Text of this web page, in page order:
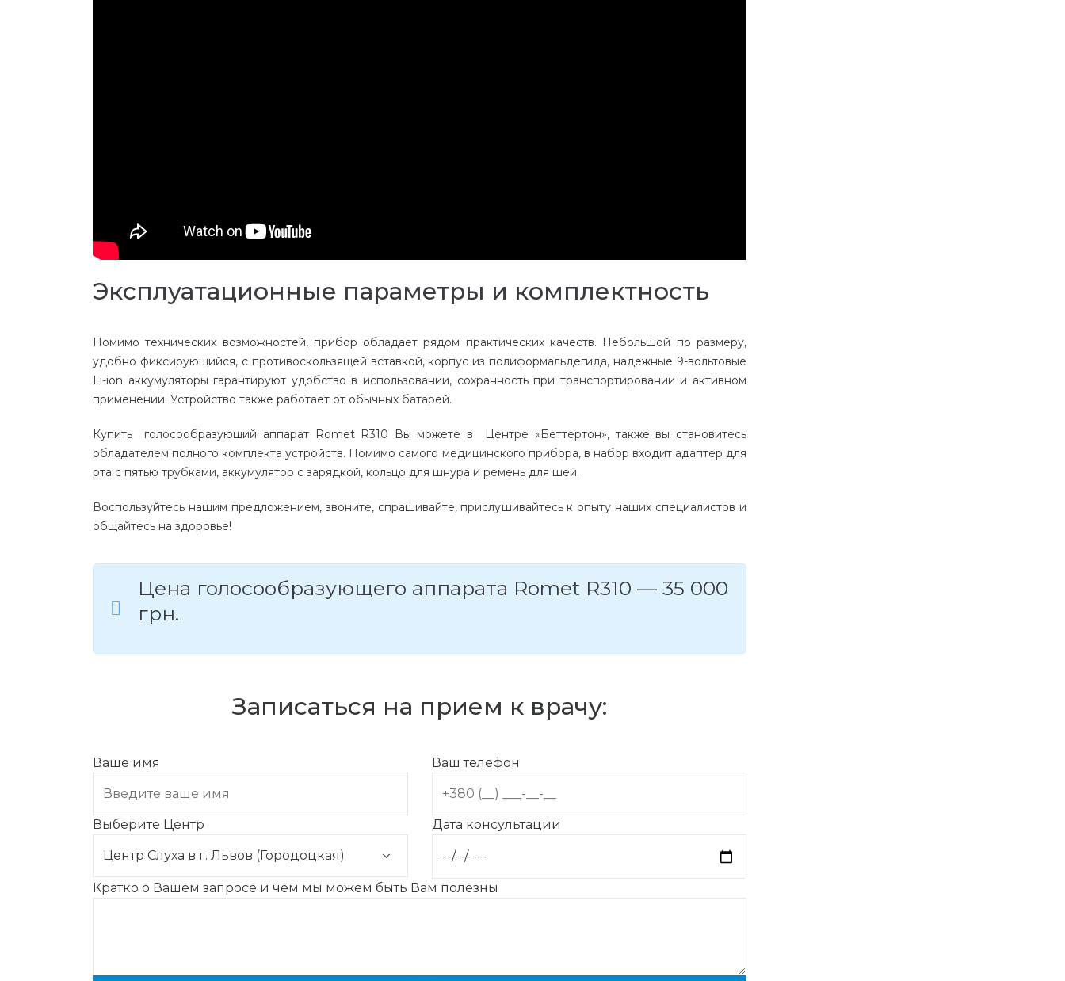
Эксплуатационные параметры и комплектность
Помимо технических возможностей, прибор обладает рядом практических качеств. Небольшой по размеру,
удобно фиксирующийся, с противоскользящей вставкой, корпус из полиформальдегида, надежные 9-вольтовые
Li-ion аккумуляторы гарантируют удобство в использовании, сохранность при транспортировании и активном
применении. Устройство также работает от обычных батарей.
Купить голосообразующий аппарат Romet R310 Вы можете в Центре «Беттертон», также вы становитесь
обладателем полного комплекта устройств. Помимо самого медицинского прибора, в набор входит адаптер для
рта с пятью трубками, аккумулятор с зарядкой, кольцо для шнура и ремень для шеи.
Воспользуйтесь нашим предложением, звоните, спрашивайте, прислушивайтесь к опыту наших специалистов и
общайтесь на здоровье!
Цена голосообразующего аппарата Romet R310 — 35 000
грн.
Записаться на прием к врачу:
Ваше имя Ваш телефон
Выберите Центр Дата консультации
Кратко о Вашем запросе и чем мы можем быть Вам полезны